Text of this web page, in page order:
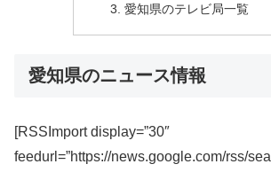
愛知県のテレビ局一覧
愛知県のニュース情報
[RSSImport display=”30″
feedurl=”https://news.google.com/rss/